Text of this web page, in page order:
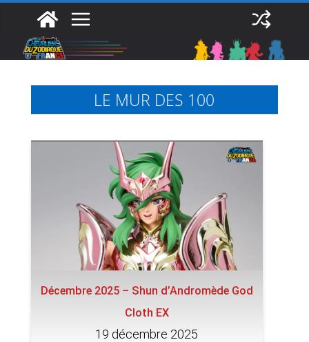
contenu
LE MUR DES 100
Décembre 2025 – Shun d’Andromède God
Cloth EX
19 décembre 2025